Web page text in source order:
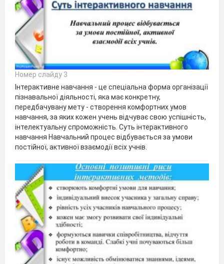
Номер слайду 3
Інтерактивне навчання - це спеціальна форма організації
пізнавальної діяльності, яка має конкретну,
передбачувану мету - створення комфортних умов
навчання, за яких кожен учень відчуває свою успішність,
інтелектуальну спроможність. Суть інтерактивного
навчання Навчальний процес відбувається за умови
постійної, активної взаємодії всіх учнів.